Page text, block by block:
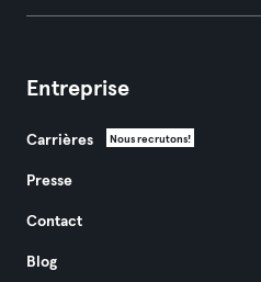
Entreprise
Carrières Nous recrutons!
Presse
Contact
Blog